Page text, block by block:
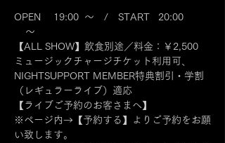
OPEN 　19:00  ～　/　START   20:00
～
【ALL SHOW】飲食別途／料金：￥2,500
ミュージックチャージチケット利用可、
NIGHTSUPPORT MEMBER特典割引・学割
（レギュラーライブ）適応
【ライブご予約のお客さまへ】
※ページ内→【予約する】よりご予約をお願
い致します。